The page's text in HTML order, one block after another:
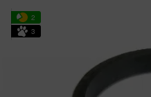
2
3